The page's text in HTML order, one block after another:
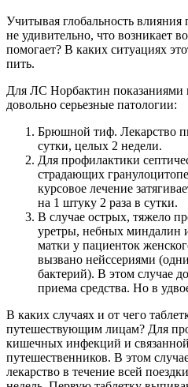
Учитывая глобальность влияния
не удивительно, что возникает
помогает? В каких ситуациях
пить.
Для ЛС Норбактин показаниями
довольно серьезные патологии:
Брюшной тиф. Лекарство
сутки, целых 2 недели.
Для профилактики
страдающих
курсовое лечение
на 1 штуку 2 раза в сутки.
В случае острых, тяжело
уретры, небных миндалин
матки у пациенток
вызвано нейссериями
бактерий). В этом случае
приема средства. Но в
В каких случаях и от чего
путешествующим лицам? Для
кишечных инфекций и
путешественников. В этом
лекарство в течение всей